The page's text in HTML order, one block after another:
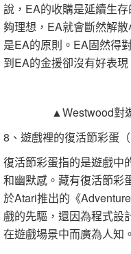
說，EA的收購是延續生
夠理想，EA就會斷然解
是EA的原則。EA固然得
到EA的金援卻沒有好表
▲Westwood對
8、遊戲裡的復活節彩蛋
復活節彩蛋指的是遊戲中
和幽默感。藏有復活節彩
於Atari推出的《
戲的先驅，還因為程式設
在遊戲場景中而廣為人知。